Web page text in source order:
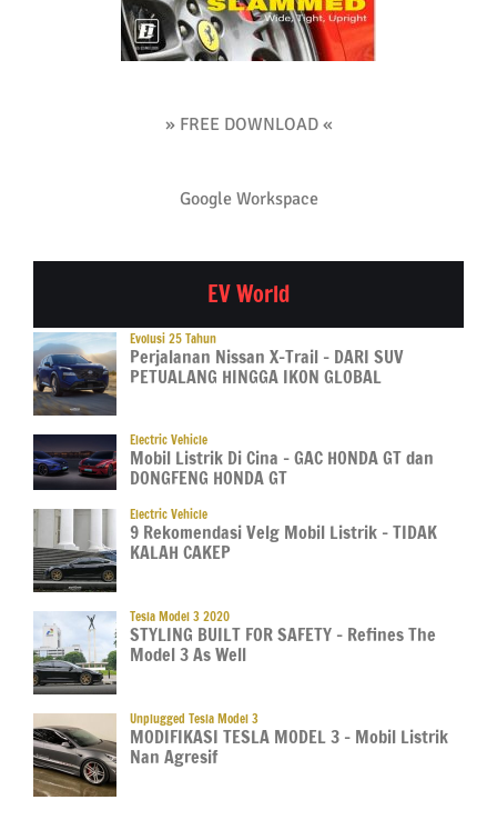
» FREE DOWNLOAD «
Google Workspace
EV World
Evolusi 25 Tahun
Perjalanan Nissan X-Trail – DARI SUV
PETUALANG HINGGA IKON GLOBAL
Electric Vehicle
Mobil Listrik Di Cina – GAC HONDA GT dan
DONGFENG HONDA GT
Electric Vehicle
9 Rekomendasi Velg Mobil Listrik – TIDAK
KALAH CAKEP
Tesla Model 3 2020
STYLING BUILT FOR SAFETY – Refines The
Model 3 As Well
Unplugged Tesla Model 3
MODIFIKASI TESLA MODEL 3 – Mobil Listrik
Nan Agresif